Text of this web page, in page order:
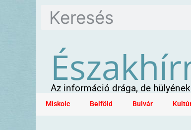
Az információ drága, de
Miskolc Belföld Bulvár